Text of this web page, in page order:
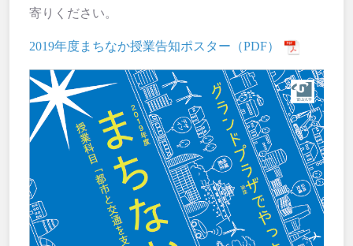
寄りください。
2019年度まちなか授業告知ポスター（PDF）